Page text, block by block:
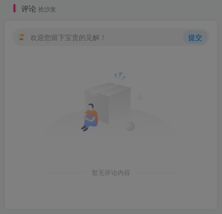
评论 抢沙发
欢迎您留下宝贵的见解！ 提交
暂无评论内容